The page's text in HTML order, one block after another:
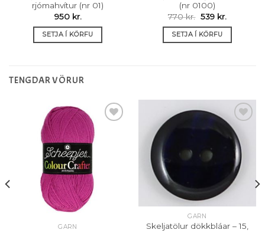
rjómahvítur (nr 01)
950 kr.
SETJA Í KÖRFU
(nr 0100)
770kr. Original
was:
770 kr..
539 kr.
SETJA Í KÖRFU
TENGDAR VÖRUR
GARN
Setja á
óskalista
GARN
Skeljatölur dökkbláar – 15,